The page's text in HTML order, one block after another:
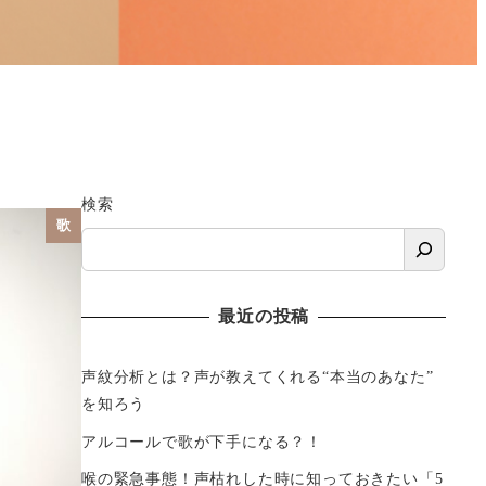
歌
検索
最近の投稿
声紋分析とは？声が教えてくれる“本当のあなた”
を知ろう
アルコールで歌が下手になる？！
喉の緊急事態！声枯れした時に知っておきたい「5